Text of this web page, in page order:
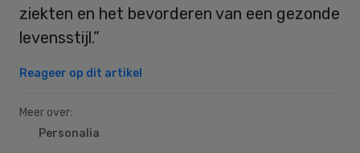
ziekten en het bevorderen van een gezonde
levensstijl.”
Reageer op dit artikel
Meer over:
Personalia